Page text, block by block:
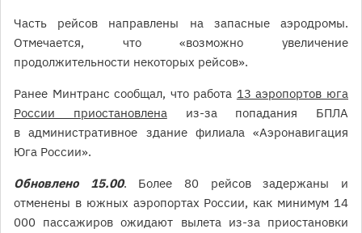
Часть рейсов направлены на запасные аэродромы.
Отмечается, что «возможно увеличение
продолжительности некоторых рейсов».
Ранее Минтранс сообщал, что работа 13 аэропортов юга
России приостановленаиз-за попадания БПЛА
в административное здание филиала «Аэронавигация
Юга России».
Обновлено 15.00. Более 80 рейсов задержаны и
отменены в южных аэропортах России, как минимум 14
000 пассажиров ожидают вылета из-за приостановки